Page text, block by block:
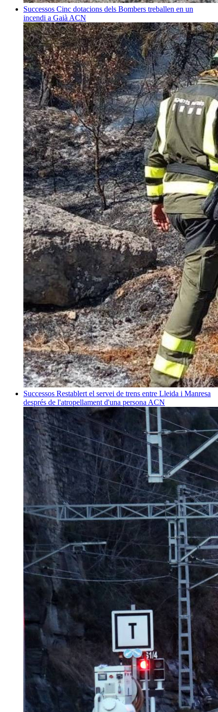
Successos Cinc dotacions dels Bombers treballen en un
incendi a Gaià ACN
Successos Restablert el servei de trens entre Lleida i Manresa
després de l'atropellament d'una persona ACN